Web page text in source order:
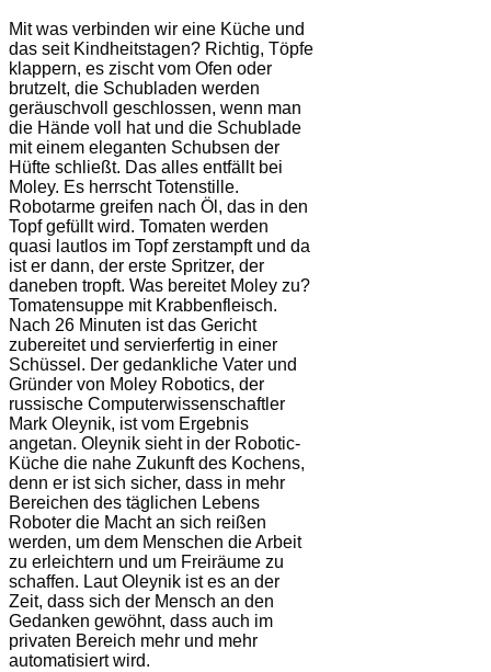
Mit was verbinden wir eine Küche und
das seit Kindheitstagen? Richtig, Töpfe
klappern, es zischt vom Ofen oder
brutzelt, die Schubladen werden
geräuschvoll geschlossen, wenn man
die Hände voll hat und die Schublade
mit einem eleganten Schubsen der
Hüfte schließt. Das alles entfällt bei
Moley. Es herrscht Totenstille.
Robotarme greifen nach Öl, das in den
Topf gefüllt wird. Tomaten werden
quasi lautlos im Topf zerstampft und da
ist er dann, der erste Spritzer, der
daneben tropft. Was bereitet Moley zu?
Tomatensuppe mit Krabbenfleisch.
Nach 26 Minuten ist das Gericht
zubereitet und servierfertig in einer
Schüssel. Der gedankliche Vater und
Gründer von Moley Robotics, der
russische Computerwissenschaftler
Mark Oleynik, ist vom Ergebnis
angetan. Oleynik sieht in der Robotic-
Küche die nahe Zukunft des Kochens,
denn er ist sich sicher, dass in mehr
Bereichen des täglichen Lebens
Roboter die Macht an sich reißen
werden, um dem Menschen die Arbeit
zu erleichtern und um Freiräume zu
schaffen. Laut Oleynik ist es an der
Zeit, dass sich der Mensch an den
Gedanken gewöhnt, dass auch im
privaten Bereich mehr und mehr
automatisiert wird.